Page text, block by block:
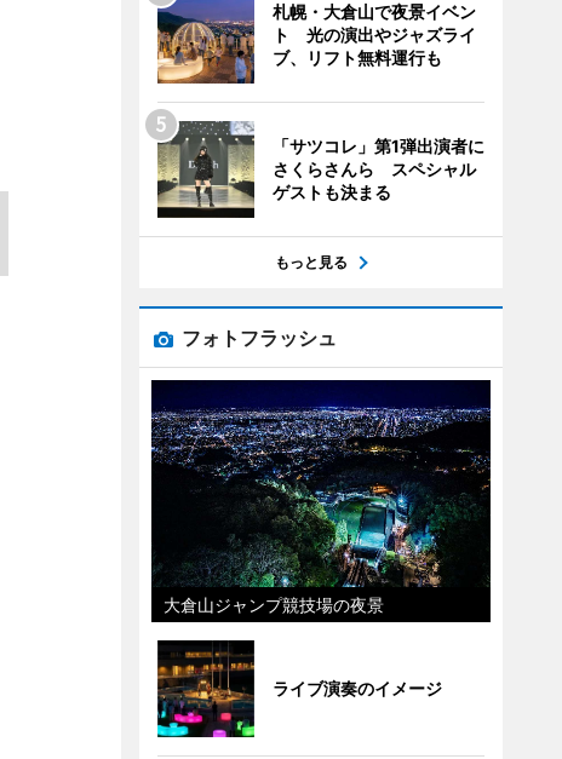
札幌・大倉山で夜景イベン
ト 光の演出やジャズライ
ブ、リフト無料運行も
「サツコレ」第1弾出演者に
さくらさんら スペシャル
ゲストも決まる
もっと見る
フォトフラッシュ
大倉山ジャンプ競技場の夜景
ライブ演奏のイメージ